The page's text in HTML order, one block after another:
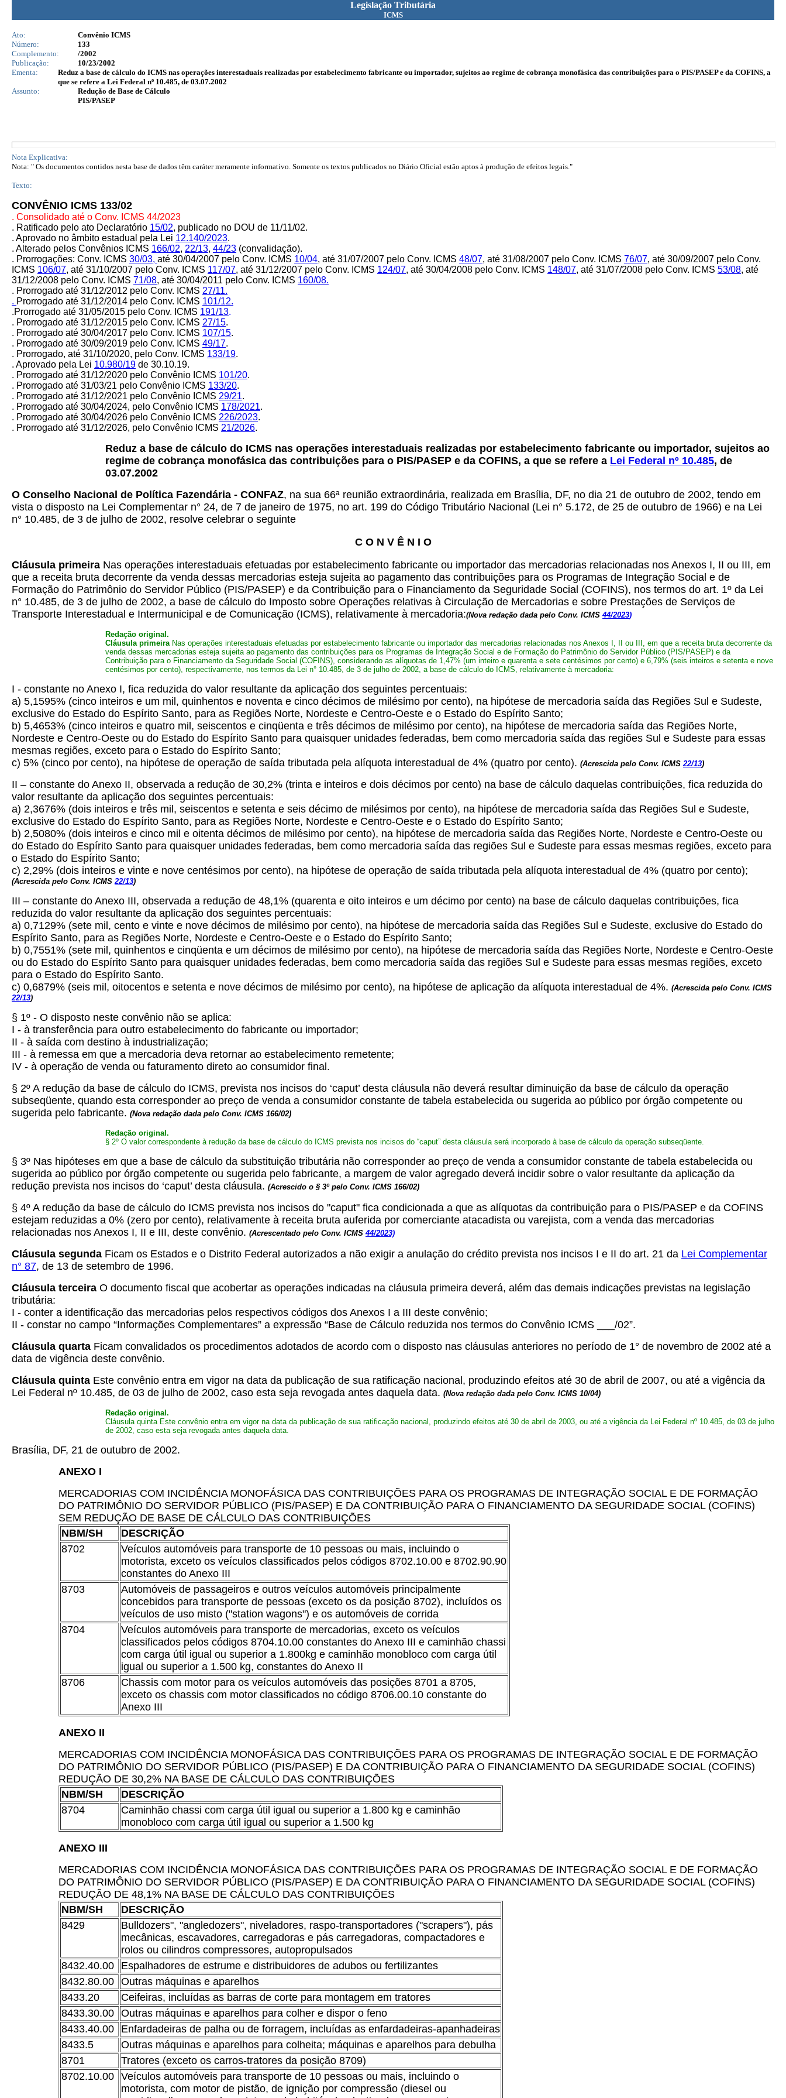
Legislação Tributária
ICMS
Ato:
Convênio ICMS
Número:
133
Complemento:
/2002
Publicação:
10/23/2002
Ementa:
Reduz a base de cálculo do ICMS nas operações interestaduais realizadas por estabelecimento fabricante ou importador, sujeitos ao regime de cobrança monofásica das contribuições para o PIS/PASEP e da COFINS, a
que se refere a Lei Federal nº 10.485, de 03.07.2002
Assunto:
Redução de Base de Cálculo
PIS/PASEP
Nota Explicativa:
Nota: " Os documentos contidos nesta base de dados têm caráter meramente informativo. Somente os textos publicados no Diário Oficial estão aptos à produção de efeitos legais."
Texto:
CONVÊNIO ICMS 133/02
. Consolidado até o Conv. ICMS 44/2023
. Ratificado pelo ato Declaratório 15/02, publicado no DOU de 11/11/02.
. Aprovado no âmbito estadual pela Lei 12.140/2023.
. Alterado pelos Convênios ICMS 166/02, 22/13, 44/23 (convalidação).
. Prorrogações: Conv. ICMS 30/03, até 30/04/2007 pelo Conv. ICMS 10/04, até 31/07/2007 pelo Conv. ICMS 48/07, até 31/08/2007 pelo Conv. ICMS 76/07, até 30/09/2007 pelo Conv.
ICMS 106/07, até 31/10/2007 pelo Conv. ICMS 117/07, até 31/12/2007 pelo Conv. ICMS 124/07, até 30/04/2008 pelo Conv. ICMS 148/07, até 31/07/2008 pelo Conv. ICMS 53/08, até
31/12/2008 pelo Conv. ICMS 71/08, até 30/04/2011 pelo Conv. ICMS 160/08.
. Prorrogado até 31/12/2012 pelo Conv. ICMS 27/11.
. Prorrogado até 31/12/2014 pelo Conv. ICMS 101/12.
.Prorrogado até 31/05/2015 pelo Conv. ICMS 191/13.
. Prorrogado até 31/12/2015 pelo Conv. ICMS 27/15.
. Prorrogado até 30/04/2017 pelo Conv. ICMS 107/15.
. Prorrogado até 30/09/2019 pelo Conv. ICMS 49/17.
. Prorrogado, até 31/10/2020, pelo Conv. ICMS 133/19.
. Aprovado pela Lei 10.980/19 de 30.10.19.
. Prorrogado até 31/12/2020 pelo Convênio ICMS 101/20.
. Prorrogado até 31/03/21 pelo Convênio ICMS 133/20.
. Prorrogado até 31/12/2021 pelo Convênio ICMS 29/21.
. Prorrogado até 30/04/2024, pelo Convênio ICMS 178/2021.
. Prorrogado até 30/04/2026 pelo Convênio ICMS 226/2023.
. Prorrogado até 31/12/2026, pelo Convênio ICMS 21/2026.
Reduz a base de cálculo do ICMS nas operações interestaduais realizadas por estabelecimento fabricante ou importador, sujeitos ao
regime de cobrança monofásica das contribuições para o PIS/PASEP e da COFINS, a que se refere a Lei Federal nº 10.485, de
03.07.2002
O Conselho Nacional de Política Fazendária - CONFAZ, na sua 66ª reunião extraordinária, realizada em Brasília, DF, no dia 21 de outubro de 2002, tendo em
vista o disposto na Lei Complementar n° 24, de 7 de janeiro de 1975, no art. 199 do Código Tributário Nacional (Lei n° 5.172, de 25 de outubro de 1966) e na Lei
n° 10.485, de 3 de julho de 2002, resolve celebrar o seguinte
C O N V Ê N I O
Cláusula primeira Nas operações interestaduais efetuadas por estabelecimento fabricante ou importador das mercadorias relacionadas nos Anexos I, II ou III, em
que a receita bruta decorrente da venda dessas mercadorias esteja sujeita ao pagamento das contribuições para os Programas de Integração Social e de
Formação do Patrimônio do Servidor Público (PIS/PASEP) e da Contribuição para o Financiamento da Seguridade Social (COFINS), nos termos do art. 1º da Lei
n° 10.485, de 3 de julho de 2002, a base de cálculo do Imposto sobre Operações relativas à Circulação de Mercadorias e sobre Prestações de Serviços de
Transporte Interestadual e Intermunicipal e de Comunicação (ICMS), relativamente à mercadoria:(Nova redação dada pelo Conv. ICMS 44/2023)
Redação original.
Cláusula primeira Nas operações interestaduais efetuadas por estabelecimento fabricante ou importador das mercadorias relacionadas nos Anexos I, II ou III, em que a receita bruta decorrente da
venda dessas mercadorias esteja sujeita ao pagamento das contribuições para os Programas de Integração Social e de Formação do Patrimônio do Servidor Público (PIS/PASEP) e da
Contribuição para o Financiamento da Seguridade Social (COFINS), considerando as alíquotas de 1,47% (um inteiro e quarenta e sete centésimos por cento) e 6,79% (seis inteiros e setenta e nove
centésimos por cento), respectivamente, nos termos da Lei n° 10.485, de 3 de julho de 2002, a base de cálculo do ICMS, relativamente à mercadoria:
I - constante no Anexo I, fica reduzida do valor resultante da aplicação dos seguintes percentuais:
a) 5,1595% (cinco inteiros e um mil, quinhentos e noventa e cinco décimos de milésimo por cento), na hipótese de mercadoria saída das Regiões Sul e Sudeste,
exclusive do Estado do Espírito Santo, para as Regiões Norte, Nordeste e Centro-Oeste e o Estado do Espírito Santo;
b) 5,4653% (cinco inteiros e quatro mil, seiscentos e cinqüenta e três décimos de milésimo por cento), na hipótese de mercadoria saída das Regiões Norte,
Nordeste e Centro-Oeste ou do Estado do Espírito Santo para quaisquer unidades federadas, bem como mercadoria saída das regiões Sul e Sudeste para essas
mesmas regiões, exceto para o Estado do Espírito Santo;
c) 5% (cinco por cento), na hipótese de operação de saída tributada pela alíquota interestadual de 4% (quatro por cento). (Acrescida pelo Conv. ICMS22/13)
II – constante do Anexo II, observada a redução de 30,2% (trinta e inteiros e dois décimos por cento) na base de cálculo daquelas contribuições, fica reduzida do
valor resultante da aplicação dos seguintes percentuais:
a) 2,3676% (dois inteiros e três mil, seiscentos e setenta e seis décimo de milésimos por cento), na hipótese de mercadoria saída das Regiões Sul e Sudeste,
exclusive do Estado do Espírito Santo, para as Regiões Norte, Nordeste e Centro-Oeste e o Estado do Espírito Santo;
b) 2,5080% (dois inteiros e cinco mil e oitenta décimos de milésimo por cento), na hipótese de mercadoria saída das Regiões Norte, Nordeste e Centro-Oeste ou
do Estado do Espírito Santo para quaisquer unidades federadas, bem como mercadoria saída das regiões Sul e Sudeste para essas mesmas regiões, exceto para
o Estado do Espírito Santo;
c) 2,29% (dois inteiros e vinte e nove centésimos por cento), na hipótese de operação de saída tributada pela alíquota interestadual de 4% (quatro por cento);
(Acrescida pelo Conv. ICMS22/13)
III – constante do Anexo III, observada a redução de 48,1% (quarenta e oito inteiros e um décimo por cento) na base de cálculo daquelas contribuições, fica
reduzida do valor resultante da aplicação dos seguintes percentuais:
a) 0,7129% (sete mil, cento e vinte e nove décimos de milésimo por cento), na hipótese de mercadoria saída das Regiões Sul e Sudeste, exclusive do Estado do
Espírito Santo, para as Regiões Norte, Nordeste e Centro-Oeste e o Estado do Espírito Santo;
b) 0,7551% (sete mil, quinhentos e cinqüenta e um décimos de milésimo por cento), na hipótese de mercadoria saída das Regiões Norte, Nordeste e Centro-Oeste
ou do Estado do Espírito Santo para quaisquer unidades federadas, bem como mercadoria saída das regiões Sul e Sudeste para essas mesmas regiões, exceto
para o Estado do Espírito Santo.
c) 0,6879% (seis mil, oitocentos e setenta e nove décimos de milésimo por cento), na hipótese de aplicação da alíquota interestadual de 4%. (Acrescida pelo Conv. ICMS
22/13)
§ 1º - O disposto neste convênio não se aplica:
I - à transferência para outro estabelecimento do fabricante ou importador;
II - à saída com destino à industrialização;
III - à remessa em que a mercadoria deva retornar ao estabelecimento remetente;
IV - à operação de venda ou faturamento direto ao consumidor final.
§ 2º A redução da base de cálculo do ICMS, prevista nos incisos do ‘caput’ desta cláusula não deverá resultar diminuição da base de cálculo da operação
subseqüente, quando esta corresponder ao preço de venda a consumidor constante de tabela estabelecida ou sugerida ao público por órgão competente ou
sugerida pelo fabricante. (Nova redação dada pelo Conv. ICMS 166/02)
Redação original.
§ 2º O valor correspondente à redução da base de cálculo do ICMS prevista nos incisos do “caput” desta cláusula será incorporado à base de cálculo da operação subseqüente.
§ 3º Nas hipóteses em que a base de cálculo da substituição tributária não corresponder ao preço de venda a consumidor constante de tabela estabelecida ou
sugerida ao público por órgão competente ou sugerida pelo fabricante, a margem de valor agregado deverá incidir sobre o valor resultante da aplicação da
redução prevista nos incisos do ‘caput’ desta cláusula. (Acrescido o § 3º pelo Conv. ICMS 166/02)
§ 4º A redução da base de cálculo do ICMS prevista nos incisos do "caput" fica condicionada a que as alíquotas da contribuição para o PIS/PASEP e da COFINS
estejam reduzidas a 0% (zero por cento), relativamente à receita bruta auferida por comerciante atacadista ou varejista, com a venda das mercadorias
relacionadas nos Anexos I, II e III, deste convênio. (Acrescentado pelo Conv. ICMS 44/2023)
Cláusula segunda Ficam os Estados e o Distrito Federal autorizados a não exigir a anulação do crédito prevista nos incisos I e II do art. 21 da Lei Complementar
n° 87, de 13 de setembro de 1996.
Cláusula terceira O documento fiscal que acobertar as operações indicadas na cláusula primeira deverá, além das demais indicações previstas na legislação
tributária:
I - conter a identificação das mercadorias pelos respectivos códigos dos Anexos I a III deste convênio;
II - constar no campo “Informações Complementares” a expressão “Base de Cálculo reduzida nos termos do Convênio ICMS ___/02”.
Cláusula quarta Ficam convalidados os procedimentos adotados de acordo com o disposto nas cláusulas anteriores no período de 1° de novembro de 2002 até a
data de vigência deste convênio.
Cláusula quinta Este convênio entra em vigor na data da publicação de sua ratificação nacional, produzindo efeitos até 30 de abril de 2007, ou até a vigência da
Lei Federal nº 10.485, de 03 de julho de 2002, caso esta seja revogada antes daquela data. (Nova redação dada pelo Conv. ICMS 10/04)
Redação original.
Cláusula quinta Este convênio entra em vigor na data da publicação de sua ratificação nacional, produzindo efeitos até 30 de abril de 2003, ou até a vigência da Lei Federal nº 10.485, de 03 de julho
de 2002, caso esta seja revogada antes daquela data.
Brasília, DF, 21 de outubro de 2002.
ANEXO I
MERCADORIAS COM INCIDÊNCIA MONOFÁSICA DAS CONTRIBUIÇÕES PARA OS PROGRAMAS DE INTEGRAÇÃO SOCIAL E DE FORMAÇÃO
DO PATRIMÔNIO DO SERVIDOR PÚBLICO (PIS/PASEP) E DA CONTRIBUIÇÃO PARA O FINANCIAMENTO DA SEGURIDADE SOCIAL (COFINS)
SEM REDUÇÃO DE BASE DE CÁLCULO DAS CONTRIBUIÇÕES
NBM/SH
DESCRIÇÃO
8702
Veículos automóveis para transporte de 10 pessoas ou mais, incluindo o
motorista, exceto os veículos classificados pelos códigos 8702.10.00 e 8702.90.90
constantes do Anexo III
8703
Automóveis de passageiros e outros veículos automóveis principalmente
concebidos para transporte de pessoas (exceto os da posição 8702), incluídos os
veículos de uso misto ("station wagons") e os automóveis de corrida
8704
Veículos automóveis para transporte de mercadorias, exceto os veículos
classificados pelos códigos 8704.10.00 constantes do Anexo III e caminhão chassi
com carga útil igual ou superior a 1.800kg e caminhão monobloco com carga útil
igual ou superior a 1.500 kg, constantes do Anexo II
8706
Chassis com motor para os veículos automóveis das posições 8701 a 8705,
exceto os chassis com motor classificados no código 8706.00.10 constante do
Anexo III
ANEXO II
MERCADORIAS COM INCIDÊNCIA MONOFÁSICA DAS CONTRIBUIÇÕES PARA OS PROGRAMAS DE INTEGRAÇÃO SOCIAL E DE FORMAÇÃO
DO PATRIMÔNIO DO SERVIDOR PÚBLICO (PIS/PASEP) E DA CONTRIBUIÇÃO PARA O FINANCIAMENTO DA SEGURIDADE SOCIAL (COFINS)
REDUÇÃO DE 30,2% NA BASE DE CÁLCULO DAS CONTRIBUIÇÕES
NBM/SH
DESCRIÇÃO
8704
Caminhão chassi com carga útil igual ou superior a 1.800 kg e caminhão
monobloco com carga útil igual ou superior a 1.500 kg
ANEXO III
MERCADORIAS COM INCIDÊNCIA MONOFÁSICA DAS CONTRIBUIÇÕES PARA OS PROGRAMAS DE INTEGRAÇÃO SOCIAL E DE FORMAÇÃO
DO PATRIMÔNIO DO SERVIDOR PÚBLICO (PIS/PASEP) E DA CONTRIBUIÇÃO PARA O FINANCIAMENTO DA SEGURIDADE SOCIAL (COFINS)
REDUÇÃO DE 48,1% NA BASE DE CÁLCULO DAS CONTRIBUIÇÕES
NBM/SH
DESCRIÇÃO
8429
Bulldozers", "angledozers", niveladores, raspo-transportadores ("scrapers"), pás
mecânicas, escavadores, carregadoras e pás carregadoras, compactadores e
rolos ou cilindros compressores, autopropulsados
8432.40.00
Espalhadores de estrume e distribuidores de adubos ou fertilizantes
8432.80.00 Outras máquinas e aparelhos
8433.20
Ceifeiras, incluídas as barras de corte para montagem em tratores
8433.30.00 Outras máquinas e aparelhos para colher e dispor o feno
8433.40.00
Enfardadeiras de palha ou de forragem, incluídas as enfardadeiras-apanhadeiras
8433.5
Outras máquinas e aparelhos para colheita; máquinas e aparelhos para debulha
8701
Tratores (exceto os carros-tratores da posição 8709)
8702.10.00 Veículos automóveis para transporte de 10 pessoas ou mais, incluindo o
motorista, com motor de pistão, de ignição por compressão (diesel ou